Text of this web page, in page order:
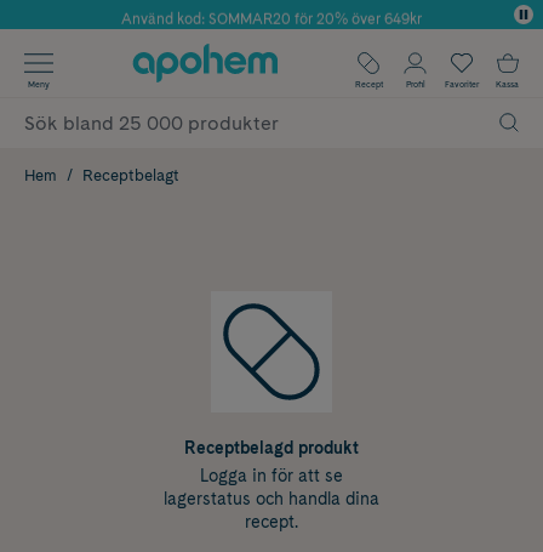
Årets Butik 2025 inom Skönhet
Använd kod: SOMMAR20 för 20% över 649kr
✓ Fri frakt
✓ Poäng på alla köp*
Meny Recept Profil Favoriter Kassa
Hem Receptbelagt
Receptbelagd produkt
Logga in för att se
lagerstatus och handla dina
recept.